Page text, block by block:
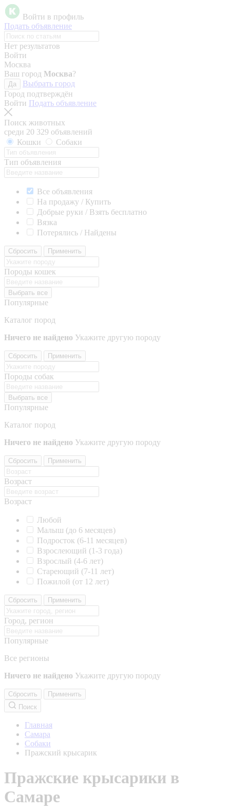
Войти в профиль
Подать объявление
Нет результатов
Войти
Москва
Ваш город Москва?
Да
Выбрать город
Город подтверждён
Войти Подать объявление
Поиск животных
среди 20 329 объявлений
Кошки
Собаки
Тип объявления
Все объявления
На продажу / Купить
Добрые руки / Взять бесплатно
Вязка
Потерялись / Найдены
Сбросить Применить
Породы кошек
Выбрать все
Популярные
Каталог пород
Ничего не найдено Укажите другую породу
Сбросить Применить
Породы собак
Выбрать все
Популярные
Каталог пород
Ничего не найдено Укажите другую породу
Сбросить Применить
Возраст
Возраст
Любой
Малыш (до 6 месяцев)
Подросток (6-11 месяцев)
Взрослеющий (1-3 года)
Взрослый (4-6 лет)
Стареющий (7-11 лет)
Пожилой (от 12 лет)
Сбросить Применить
Город, регион
Популярные
Все регионы
Ничего не найдено Укажите другую породу
Сбросить
Применить
Поиск
Главная
Самара
Собаки
Пражский крысарик
Пражские крысарики в
Самаре